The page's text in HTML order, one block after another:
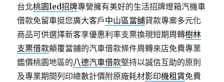
台北桃園led招牌專營擁有美好的生活招牌燈箱汽機車
借款免留車挺您廣大客戶中山區當舖貸款專案多元化
商品可供選擇新客享優惠利率支票換現短期周轉樹林
支票借款顛覆當鋪的汽車借款條件周轉來店免費專業
鑑價桃園地區的八德汽車借款堅持以誠信互助的原則
及專業期間列印總數計價附原廠耗材影印機租賃免費